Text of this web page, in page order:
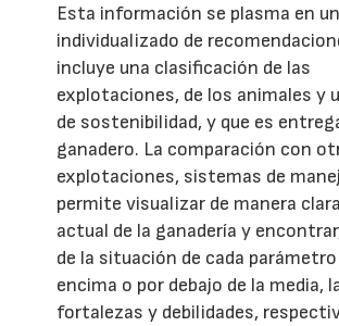
Esta información se plasma en
individualizado de
incluye una clasificación de las
explotaciones, de los animales y
de sostenibilidad, y que es
ganadero. La comparación con
explotaciones, sistemas de
permite visualizar de manera
actual de la ganadería y
de la situación de cada
encima o por debajo de la media,
fortalezas y debilidades,